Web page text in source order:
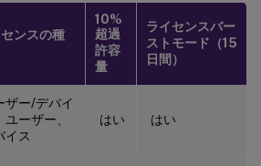
ンスの種
10%
超過
許容
量
ライセンスバー
ストモード（15
日間）
ザー/デバイ
ユーザー、
イス
はい はい